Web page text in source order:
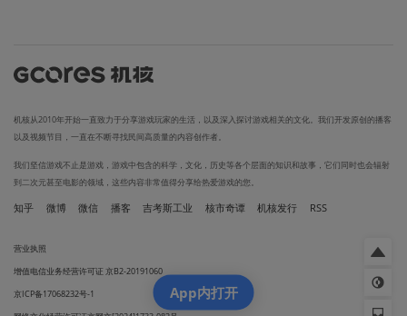
机核从2010年开始一直致力于分享游戏玩家的生活，以及深入探讨游戏相关的文化。我们开发原创的播客
以及视频节目，一直在不断寻找民间高质量的内容创作者。
我们坚信游戏不止是游戏，游戏中包含的科学，文化，历史等各个层面的知识和故事，它们同时也会辐射
到二次元甚至电影的领域，这些内容非常值得分享给热爱游戏的您。
知乎 微博 微信 播客 吉考斯工业 核市奇谭 机核发行 RSS
营业执照
增值电信业务经营许可证 京B2-20191060
京ICP备17068232号-1
App内打开